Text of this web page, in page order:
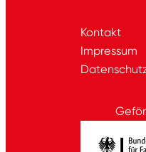
Kontakt
Impressum